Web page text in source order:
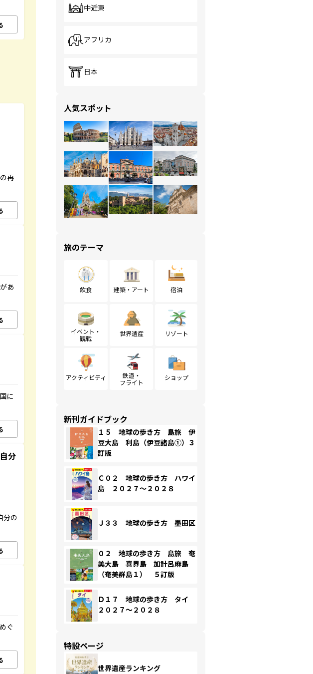
再
あ
に
分
分の
ぐ
中近東
アフリカ
日本
人気スポット
旅のテーマ
飲食 建築・アート 宿泊
イベント・
観戦
世界遺産 リゾート
アクティビティ
鉄道・
フライト
ショップ
新刊ガイドブック
１５ 地球の歩き方 島旅 伊
豆大島 利島（伊豆諸島①）３
訂版
Ｃ０２ 地球の歩き方 ハワイ
島 ２０２７～２０２８
Ｊ３３ 地球の歩き方 墨田区
０２ 地球の歩き方 島旅 奄
美大島 喜界島 加計呂麻島
（奄美群島１） ５訂版
Ｄ１７ 地球の歩き方 タイ
２０２７～２０２８
特設ページ
世界遺産ランキング